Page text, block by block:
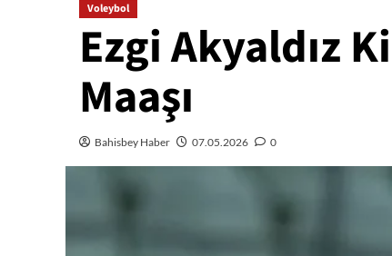
Voleybol
Ezgi Akyaldız
Maaşı
Bahisbey Haber 07.05.2026 0